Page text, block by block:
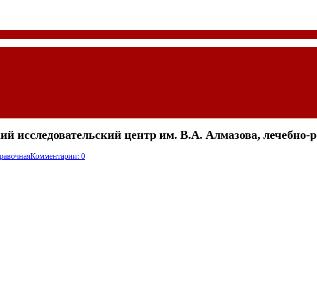
исследовательский центр им. В.А. Алмазова, лечебно-
Комментарии: 0